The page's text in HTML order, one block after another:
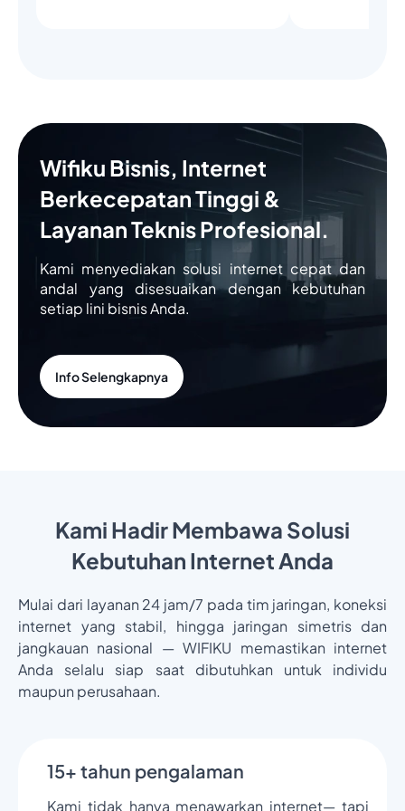
Wifiku Bisnis, Internet
Berkecepatan Tinggi &
Layanan Teknis Profesional.
Kami menyediakan solusi internet cepat dan
andal yang disesuaikan dengan kebutuhan
setiap lini bisnis Anda.
Info Selengkapnya
Kami Hadir Membawa Solusi
Kebutuhan Internet Anda
Mulai dari layanan 24 jam/7 pada tim jaringan, koneksi
internet yang stabil, hingga jaringan simetris dan
jangkauan nasional — WIFIKU memastikan internet
Anda selalu siap saat dibutuhkan untuk individu
maupun perusahaan.
15+ tahun pengalaman
Kami tidak hanya menawarkan internet— tapi